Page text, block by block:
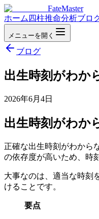
FateMaster
ホーム 四柱推命分析ブロ
メニューを開く
ブログ
出生時刻がわか
2026年6月4日
出生時刻がわか
正確な出生時刻がわから
の依存度が高いため、時
大事なのは、適当な時刻
けることです。
要点